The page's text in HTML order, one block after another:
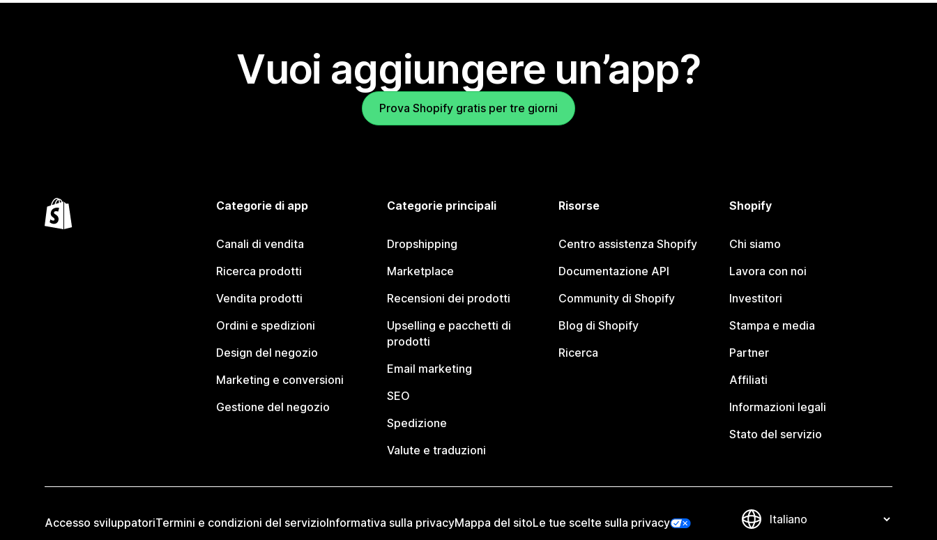
Vuoi aggiungere un’app?
Prova Shopify gratis per tre giorni
Categorie di app
Canali di vendita
Ricerca prodotti
Vendita prodotti
Ordini e spedizioni
Design del negozio
Marketing e conversioni
Gestione del negozio
Categorie principali
Dropshipping
Marketplace
Recensioni dei prodotti
Upselling e pacchetti di
prodotti
Email marketing
SEO
Spedizione
Valute e traduzioni
Risorse
Centro assistenza Shopify
Documentazione API
Community di Shopify
Blog di Shopify
Ricerca
Shopify
Chi siamo
Lavora con noi
Investitori
Stampa e media
Partner
Affiliati
Informazioni legali
Stato del servizio
Accesso sviluppatoriTermini e condizioni del servizioInformativa sulla privacyMappa del sitoLe tue scelte sulla privacy